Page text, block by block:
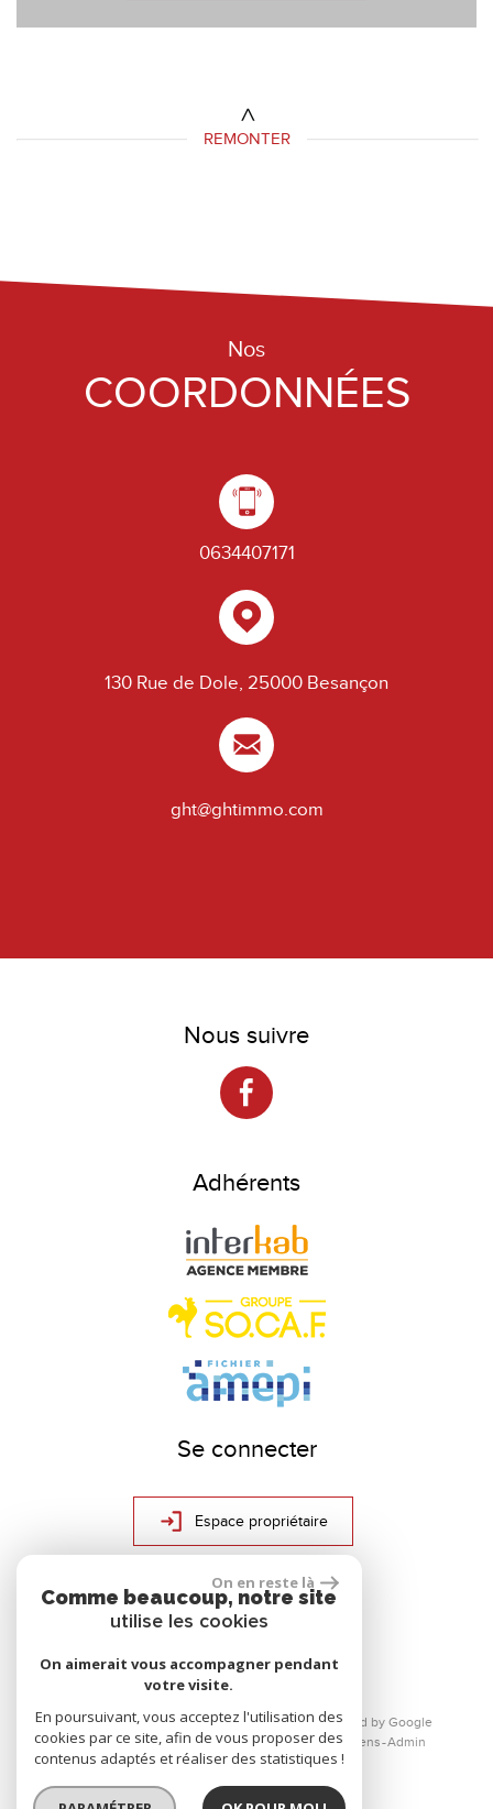
REMONTER
Nos
COORDONNÉES
0634407171
130 Rue de Dole, 25000 Besançon
ght@ghtimmo.com
Nous suivre
Adhérents
Se connecter
Espace propriétaire
réalisé par
© 2026 | Tous droits réservés | Traduction powered by Google
Plan du site Mentions légales Nos honoraires Liens Admin
On en reste là
Comme beaucoup, notre site
utilise les cookies
On aimerait vous accompagner pendant
votre visite.
En poursuivant, vous acceptez l'utilisation des
cookies par ce site, afin de vous proposer des
contenus adaptés et réaliser des statistiques !